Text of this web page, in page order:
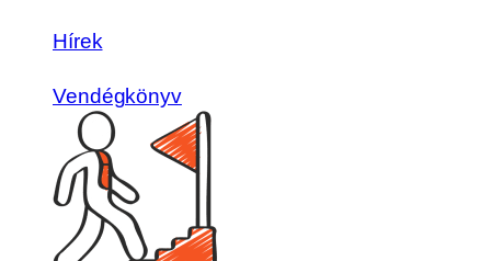
Hírek
Vendégkönyv